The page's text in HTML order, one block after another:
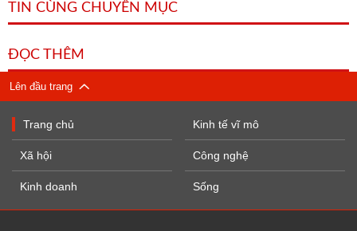
TIN CÙNG CHUYÊN MỤC
ĐỌC THÊM
Lên đầu trang
Trang chủ
Xã hội
Kinh doanh
Kinh tế vĩ mô
Công nghệ
Sống